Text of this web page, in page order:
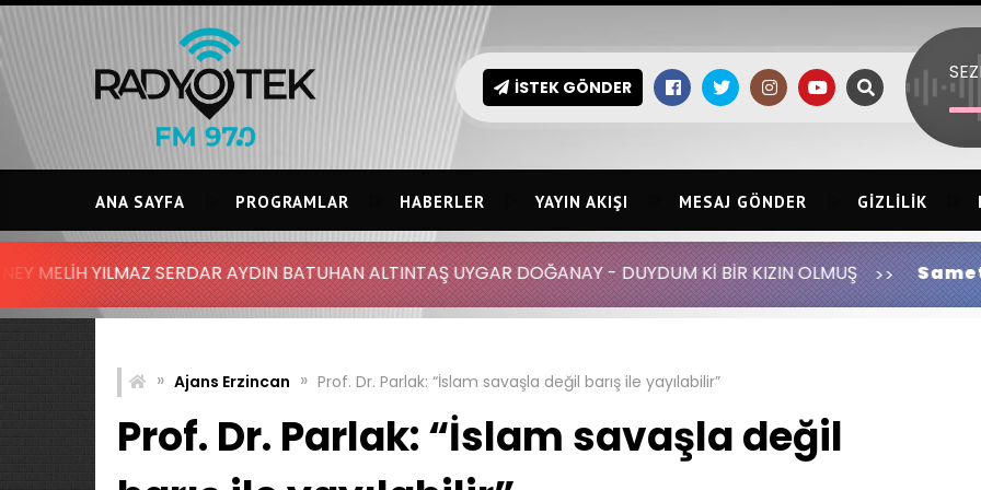
Skip
to
content
İSTEK GÖNDER
ANA SAYFA PROGRAMLAR HABERLER YAYIN AKIŞI MESAJ GÖNDER GIZLILIK
AYDIN BATUHAN ALTINTAŞ UYGAR DOĞANAY - DUYDUM Kİ BİR KIZIN OLMUŞ Samet Öner:Azer
» Ajans Erzincan » Prof. Dr. Parlak: “İslam savaşla değil barış ile yayılabilir”
Prof. Dr. Parlak: “İslam savaşla değil